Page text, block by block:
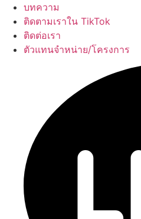
บทความ
ติดตามเราใน TikTok
ติดต่อเรา
ตัวแทนจำหน่าย/โครงการ